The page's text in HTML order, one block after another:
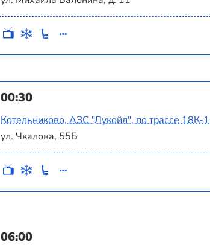
00:30
Котельниково, АЗС "Лукойл", по трассе 18К-1
ул. Чкалова, 55Б
06:00